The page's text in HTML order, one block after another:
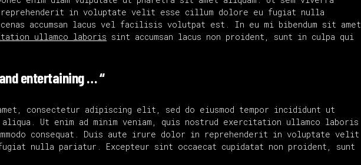
in voluptate velit esse cillum dolore eu fugiat nulla
accumsan lacus vel facilisis volutpat est. In eu mi bibendum sit amet
ullamco laboris sint accumsan lacus non proident, sunt in culpa qui
entertaining … “
consectetur adipiscing elit, sed do eiusmod tempor incididunt ut
Ut enim ad minim veniam, quis nostrud exercitation ullamco laboris
consequat. Duis aute irure dolor in reprehenderit in voluptate velit
nulla pariatur. Excepteur sint occaecat cupidatat non proident, sunt